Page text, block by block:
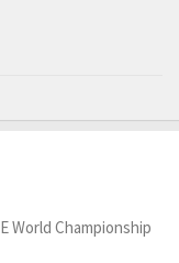
World Championship